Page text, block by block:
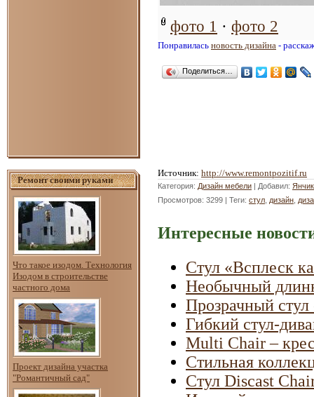
Ремонт своими руками
Что такое изодом. Технология
Изодом в строительстве
частного дома
Проект дизайна участка
"Романтичный сад"
фото 1 · фото 2
Понравилась новость дизайна -
Поделиться…
Источник: http://www.remontpozitif.ru
Категория: Дизайн мебели | Добавил: Янчик
Просмотров: 3299 | Теги: стул дизайн
Интересные
Стул «Всплеск
Необычный
Прозрачный стул
Гибкий стул-
Multi Chair –
Стильная
Стул Discast